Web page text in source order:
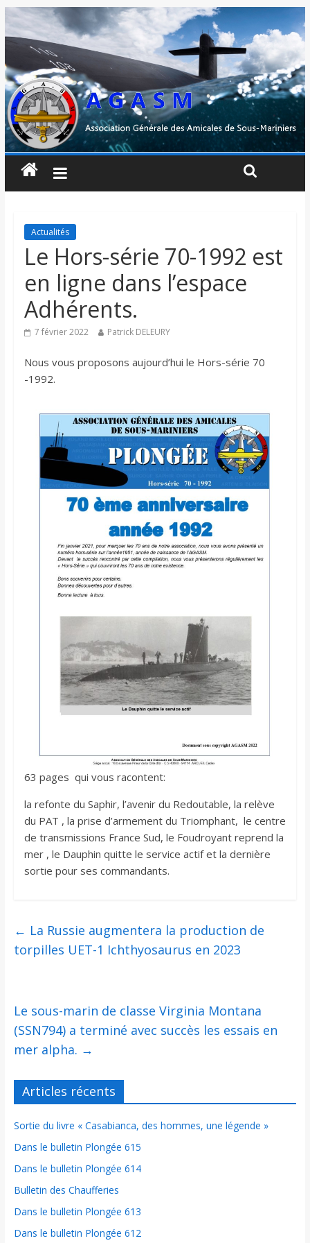
Actualités
Le Hors-série 70-1992 est
en ligne dans l’espace
Adhérents.
7 février 2022 Patrick DELEURY
Nous vous proposons aujourd’hui le Hors-série 70
-1992.
63 pages qui vous racontent:
la refonte du Saphir, l’avenir du Redoutable, la relève
du PAT , la prise d’armement du Triomphant, le centre
de transmissions France Sud, le Foudroyant reprend la
mer , le Dauphin quitte le service actif et la dernière
sortie pour ses commandants.
← La Russie augmentera la production de
torpilles UET-1 Ichthyosaurus en 2023
Le sous-marin de classe Virginia Montana
(SSN794) a terminé avec succès les essais en
mer alpha. →
Articles récents
Sortie du livre « Casabianca, des hommes, une légende »
Dans le bulletin Plongée 615
Dans le bulletin Plongée 614
Bulletin des Chaufferies
Dans le bulletin Plongée 613
Dans le bulletin Plongée 612